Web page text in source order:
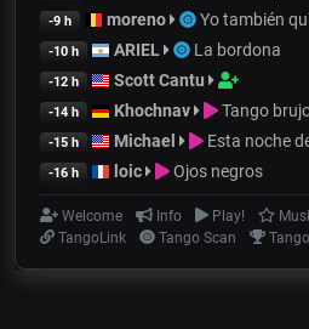
-9 h moreno Yo también
-10 h ARIEL La bordona
-12 h Scott Cantu
-14 h Khochnav Tango
-15 h Michael Esta noche
-16 h loic Ojos negros
Welcome Info Play!
TangoLink
Tango Scan